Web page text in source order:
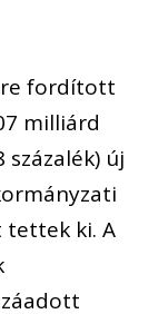
fordított
milliárd
új
ki. A